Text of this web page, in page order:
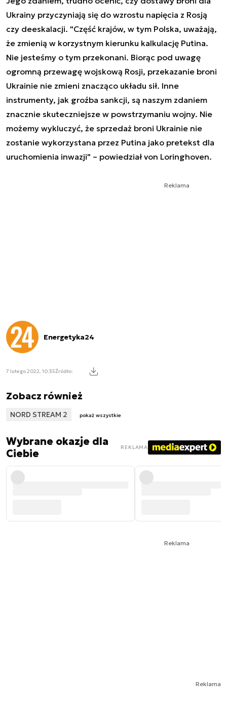
Ukrainy przyczyniają się do wzrostu napięcia z Rosją
czy deeskalacji. "Część krajów, w tym Polska, uważają,
że zmienią w korzystnym kierunku kalkulację Putina.
Nie jesteśmy o tym przekonani. Biorąc pod uwagę
ogromną przewagę wojskową Rosji, przekazanie broni
Ukrainie nie zmieni znacząco układu sił. Inne
instrumenty, jak groźba sankcji, są naszym zdaniem
znacznie skuteczniejsze w powstrzymaniu wojny. Nie
możemy wykluczyć, że sprzedaż broni Ukrainie nie
zostanie wykorzystana przez Putina jako pretekst dla
uruchomienia inwazji" – powiedział von Loringhoven.
Reklama
Energetyka24
7 lutego 2022, 10:35Źródło:
Zobacz również
NORD STREAM 2 pokaż wszystkie
Wybrane okazje dla
Ciebie
REKLAMA
Reklama
Reklama